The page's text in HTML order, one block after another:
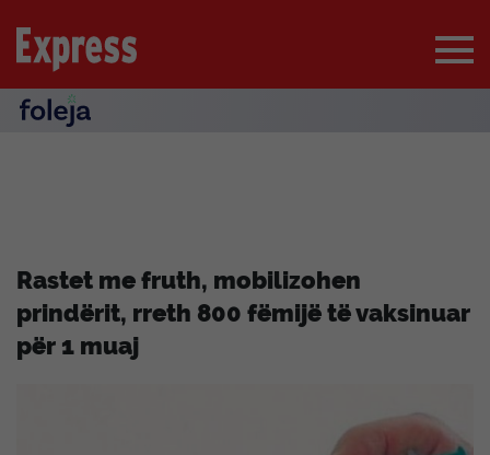
Rastet me fruth, mobilizohen
prindërit, rreth 800 fëmijë të vaksinuar
për 1 muaj